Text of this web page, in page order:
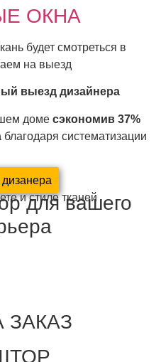
ОКНА
будет смотреться в
на выезд
выезд дизайнера
доме сэкономив 37%
благодаря систематизации
и стиле тканей
для вашего